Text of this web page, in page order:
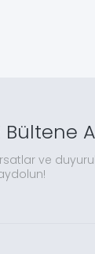
Bültene
ve